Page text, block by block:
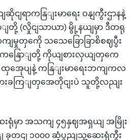
ျရာကနြျးမာရေး ဝနျကွီးဌာနနဲ့
ျတို့ (လှိုငျသာယာ) မွို့နယျမှာ ဒီတရု
ကျမှုတှကေို သသေခြောခြာစိစဈပွီး
ကနြောျတို့ ကိုယျစားလှယျတှကေ
ထှအေုပျနဲ့ ကနြျးမာရေးဘကျကလ
းခကြျတှအေတိုငျးပဲ သူတို့လညျး
ရုံမှာ အသကျ ၄၅နှဈအရှယျ အမြိုး
ခုတငျ ၁၀၀၀ ဆံ့ပွညျသူ့ဆေးရုံကွီး